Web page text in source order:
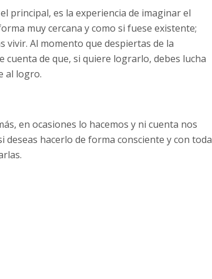
principal, es la experiencia de imaginar el
muy cercana y como si fuese existente;
vivir. Al momento que despiertas de la
de que, si quiere lograrlo, debes lucha
al logro.
en ocasiones lo hacemos y ni cuenta nos
hacerlo de forma consciente y con toda